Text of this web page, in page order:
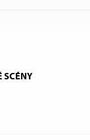
SCÉNY